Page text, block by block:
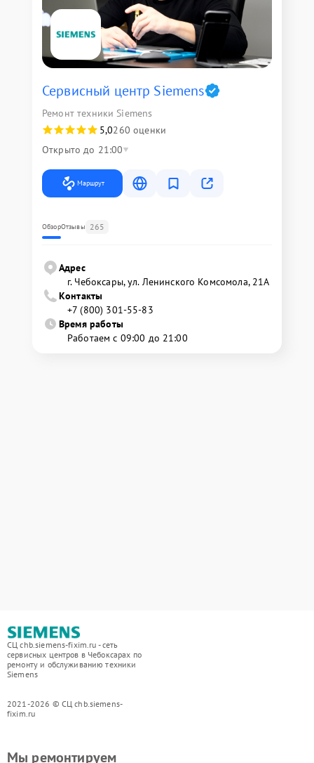
Сервисный центр Siemens
Ремонт техники Siemens
5,0260 оценки
Открыто до 21:00
Маршрут
ОбзорОтзывы 265
Адрес
г. Чебоксары, ул. Ленинского Комсомола, 21А
Контакты
+7 (800) 301-55-83
Время работы
Работаем с 09:00 до 21:00
СЦ chb.siemens-fixim.ru - сеть
сервисных центров в Чебоксарах по
ремонту и обслуживанию техники
Siemens
2021-2026 © СЦ chb.siemens-
fixim.ru
Мы ремонтируем